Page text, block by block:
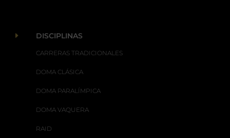
E DISCIPLINAS
CARRERAS TRADICIONALES
DOMA CLÁSICA
DOMA PARALÍMPICA
DOMA VAQUERA
RAID